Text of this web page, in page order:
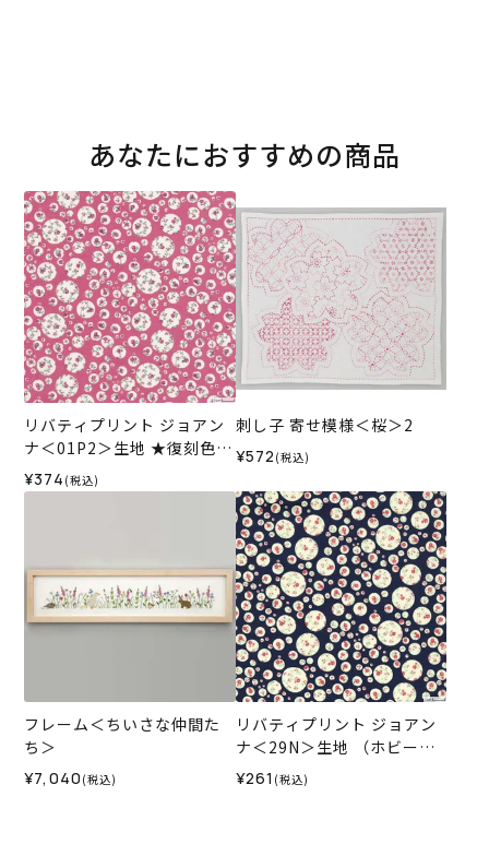
あなたにおすすめの商品
リバティプリント ジョアン
ナ＜01P2＞生地 ★復刻色
（ホビーラホビーレオリジ
ナル）2026SS
¥374 (税込)
刺し子 寄せ模様＜桜＞2
¥572 (税込)
フレーム＜ちいさな仲間た
ち＞
¥7,040 (税込)
リバティプリント ジョアン
ナ＜29N＞生地 （ホビーラ
ホビーレオリジナル）2025
¥261 (税込)